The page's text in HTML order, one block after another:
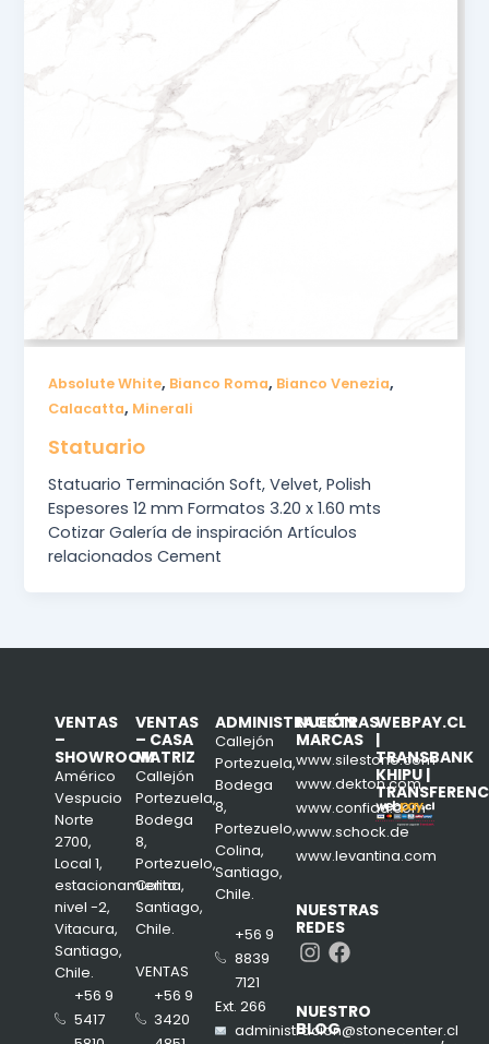
Absolute White, Bianco Roma, Bianco Venezia,
Calacatta, Minerali
Statuario
Statuario Terminación Soft, Velvet, Polish
Espesores 12 mm Formatos 3.20 x 1.60 mts
Cotizar Galería de inspiración Artículos
relacionados Cement
VENTAS
–
SHOWROOM
Américo
Vespucio
Norte
2700,
Local 1,
estacionamiento
nivel -2,
Vitacura,
Santiago,
Chile.
+56 9
5417
VENTAS
– CASA
MATRIZ
Callejón
Portezuela,
Bodega
8,
Portezuelo,
Colina,
Santiago,
Chile.
VENTAS
+56 9
3420
ADMINISTRACIÓN
Callejón
Portezuela,
Bodega
8,
Portezuelo,
Colina,
Santiago,
Chile.
+56 9
8839
7121
Ext. 266
administracion@stonecenter.cl
NUESTRAS
MARCAS
www.silestone.com
www.dekton.com
www.confiad.com
www.schock.de
www.levantina.com
NUESTRAS
REDES
Instagram
Facebook
NUESTRO
BLOG
WEBPAY.CL
|
TRANSBANK
KHIPU |